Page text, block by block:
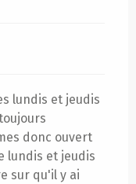
lundis et jeudis
donc ouvert
lundis et jeudis
sur qu'il y ai